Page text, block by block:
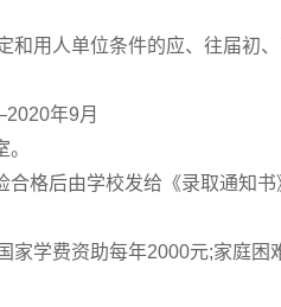
和用人单位条件的应、往届初
年9月
格后由学校发给《录取通知书
家学费资助每年2000元;家庭